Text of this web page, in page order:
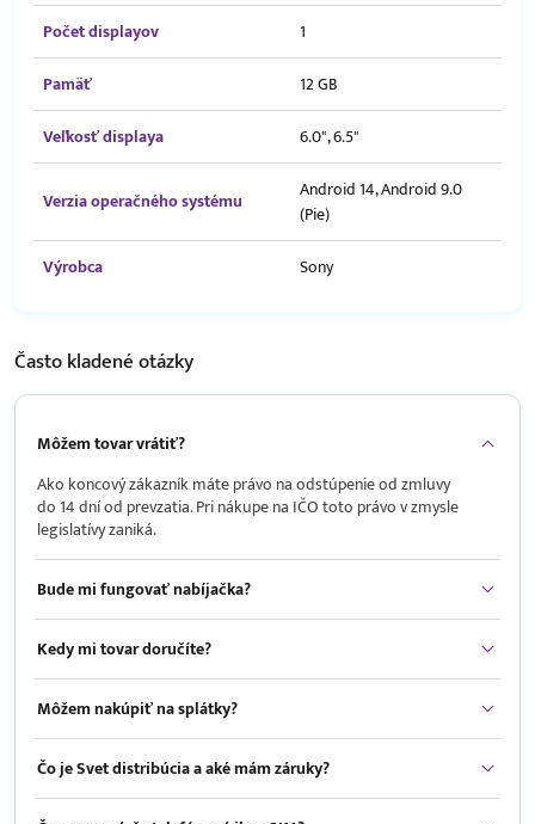
Počet displayov
1
Pamäť
12 GB
Veľkosť displaya
6.0", 6.5"
Verzia operačného systému
Android 14, Android 9.0
(Pie)
Výrobca
Sony
Často kladenéotázky
Môžem tovar vrátiť?
Ako koncový zákazník máte právo na odstúpenie od zmluvy
do 14 dní od prevzatia. Pri nákupe na IČO toto právo v zmysle
legislatívy zaniká.
Bude mi fungovať nabíjačka?
Kedy mi tovar doručíte?
Môžem nakúpiť na splátky?
Čo je Svet distribúcia a aké mám záruky?